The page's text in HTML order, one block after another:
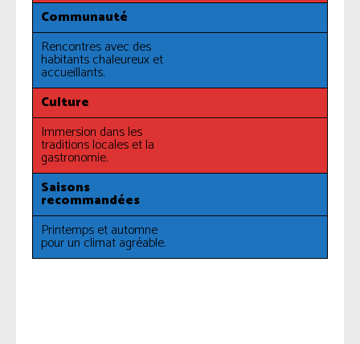
Communauté
Rencontres avec des
habitants chaleureux et
accueillants.
Culture
Immersion dans les
traditions locales et la
gastronomie.
Saisons
recommandées
Printemps et automne
pour un climat agréable.